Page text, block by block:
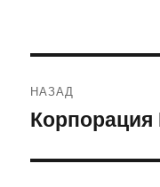
по
НАЗАД
Предыдущая